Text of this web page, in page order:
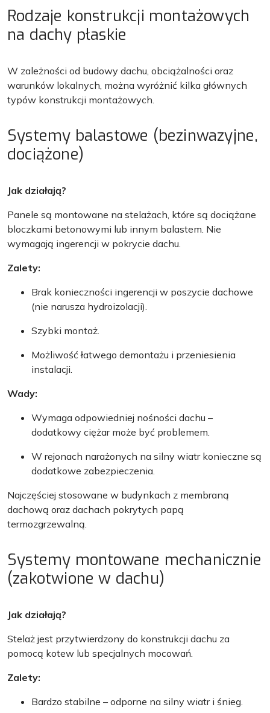
Rodzaje konstrukcji montażowych
na dachy płaskie
W zależności od budowy dachu, obciążalności oraz
warunków lokalnych, można wyróżnić kilka głównych
typów konstrukcji montażowych.
Systemy balastowe (bezinwazyjne,
dociążone)
Jak działają?
Panele są montowane na stelażach, które są dociążane
bloczkami betonowymi lub innym balastem. Nie
wymagają ingerencji w pokrycie dachu.
Zalety:
Brak konieczności ingerencji w poszycie dachowe
(nie narusza hydroizolacji).
Szybki montaż.
Możliwość łatwego demontażu i przeniesienia
instalacji.
Wady:
Wymaga odpowiedniej nośności dachu –
dodatkowy ciężar może być problemem.
W rejonach narażonych na silny wiatr konieczne są
dodatkowe zabezpieczenia.
Najczęściej stosowane w budynkach z membraną
dachową oraz dachach pokrytych papą
termozgrzewalną.
Systemy montowane mechanicznie
(zakotwione w dachu)
Jak działają?
Stelaż jest przytwierdzony do konstrukcji dachu za
pomocą kotew lub specjalnych mocowań.
Zalety:
Bardzo stabilne – odporne na silny wiatr i śnieg.